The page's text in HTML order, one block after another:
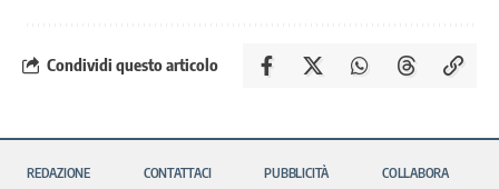
Condividi questo articolo
REDAZIONE CONTATTACI PUBBLICITÀ COLLABORA